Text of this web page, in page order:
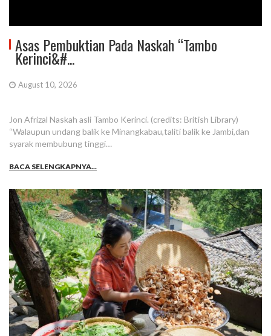
Asas Pembuktian Pada Naskah “Tambo
Kerinci&#...
August 10, 2026
Jon Afrizal Naskah asli Tambo Kerinci. (credits: British Library)
“Walaupun undang balik ke Minangkabau,taliti balik ke Jambi,dan
syarak membubung tinggi…
BACA SELENGKAPNYA...